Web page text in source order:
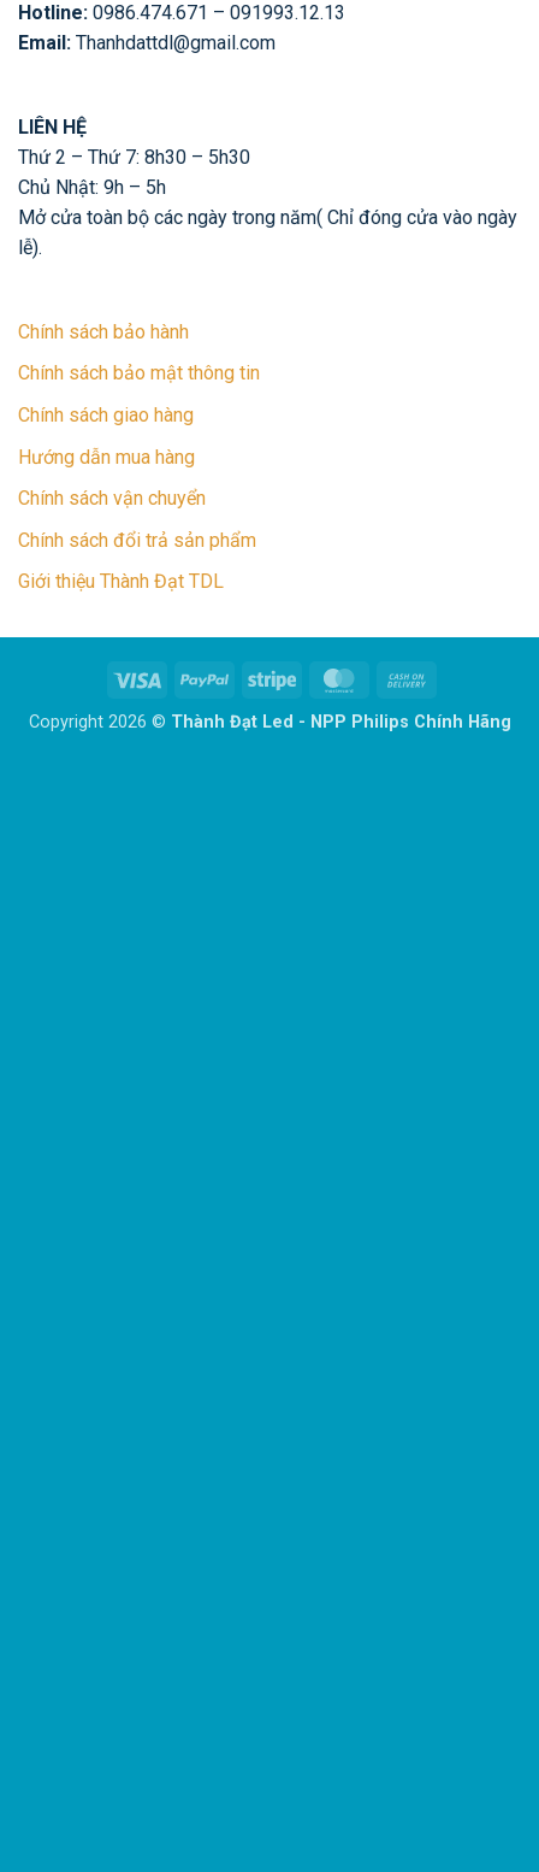
Hotline: 0986.474.671 – 091993.12.13
Email: Thanhdattdl@gmail.com
LIÊN HỆ
Thứ 2 – Thứ 7: 8h30 – 5h30
Chủ Nhật: 9h – 5h
Mở cửa toàn bộ các ngày trong năm( Chỉ đóng cửa vào ngày
lễ).
Chính sách bảo hành
Chính sách bảo mật thông tin
Chính sách giao hàng
Hướng dẫn mua hàng
Chính sách vận chuyển
Chính sách đổi trả sản phẩm
Giới thiệu Thành Đạt TDL
Visa PayPal Stripe MasterCard
Delivery
Copyright 2026 © Thành Đạt Led - NPP Philips Chính Hãng